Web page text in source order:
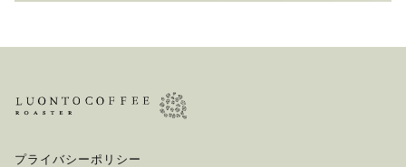
プライバシーポリシー